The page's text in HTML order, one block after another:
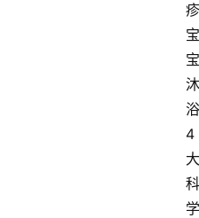
疹
宝
宝
沐
浴
4
大
科
学